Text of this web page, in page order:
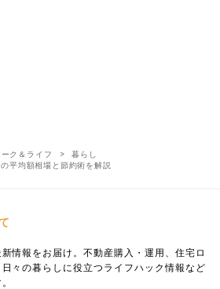
ーク＆ライフ
暮らし
平均額相場と節約術を解説
情報をお届け。不動産購入・運用、住宅ロ
々の暮らしに役立つライフハック情報など